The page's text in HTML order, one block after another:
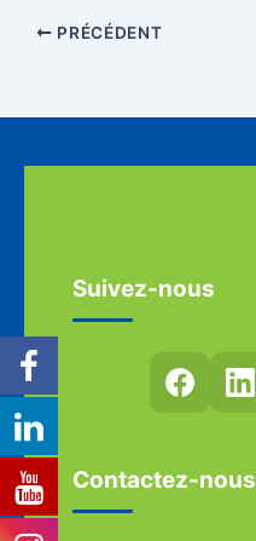
PRÉCÉDENT
Suivez-nous
Contactez-nous